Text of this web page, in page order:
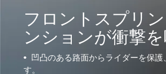
フロントスプリ
ンションが衝撃
•
凹凸のある路面からライダーを保護
す。